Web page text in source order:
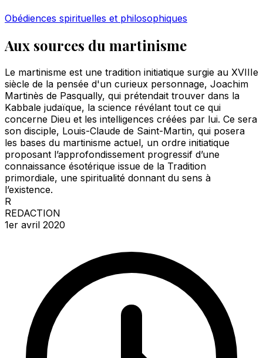
Obédiences spirituelles et philosophiques
Aux sources du martinisme
Le martinisme est une tradition initiatique surgie au XVIIIe
siècle de la pensée d'un curieux personnage, Joachim
Martinès de Pasqually, qui prétendait trouver dans la
Kabbale judaïque, la science révélant tout ce qui
concerne Dieu et les intelligences créées par lui. Ce sera
son disciple, Louis-Claude de Saint-Martin, qui posera
les bases du martinisme actuel, un ordre initiatique
proposant l’approfondissement progressif d’une
connaissance ésotérique issue de la Tradition
primordiale, une spiritualité donnant du sens à
l’existence.
R
REDACTION
1er avril 2020